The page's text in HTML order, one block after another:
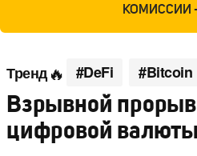
КОМИССИИ
Тренд #DeFi #Bitcoin
Взрывной прорыв
цифровой валюты